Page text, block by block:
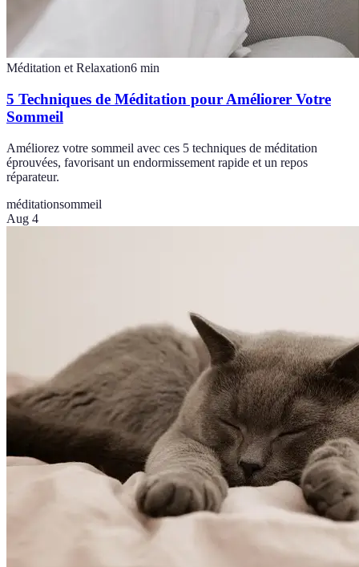
Méditation et Relaxation6 min
5 Techniques de Méditation pour Améliorer Votre
Sommeil
Améliorez votre sommeil avec ces 5 techniques de méditation
éprouvées, favorisant un endormissement rapide et un repos
réparateur.
méditationsommeil
Aug 4